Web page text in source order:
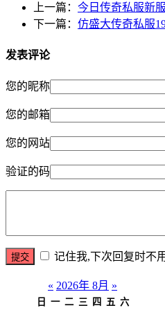
上一篇： 今日传奇私服新
下一篇： 仿盛大传奇私服
发表评论
您的昵称
您的邮箱
您的网站
验证的码
记住我,下次回复时不
« 2026年 8月 »
日 一 二 三 四 五 六